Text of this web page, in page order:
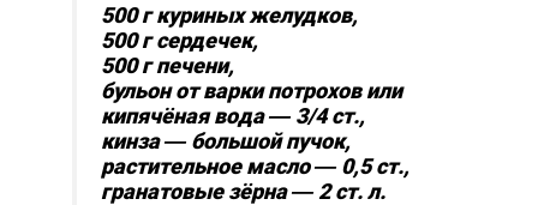
500 г куриных желудков,
500 г сердечек,
500 г печени,
бульон от варки потрохов или
кипячёная вода — 3/4 ст.,
кинза — большой пучок,
растительное масло — 0,5 ст.,
гранатовые зёрна — 2 ст. л.